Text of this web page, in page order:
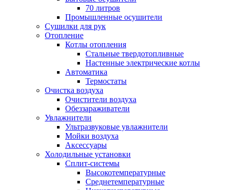
70 литров
Промышленные осушители
Сушилки для рук
Отопление
Котлы отопления
Стальные твердотопливные
Настенные электрические котлы
Автоматика
Термостаты
Очистка воздуха
Очистители воздуха
Обеззараживатели
Увлажнители
Ультразвуковые увлажнители
Мойки воздуха
Аксессуары
Холодильные установки
Сплит-системы
Высокотемпературные
Среднетемпературные